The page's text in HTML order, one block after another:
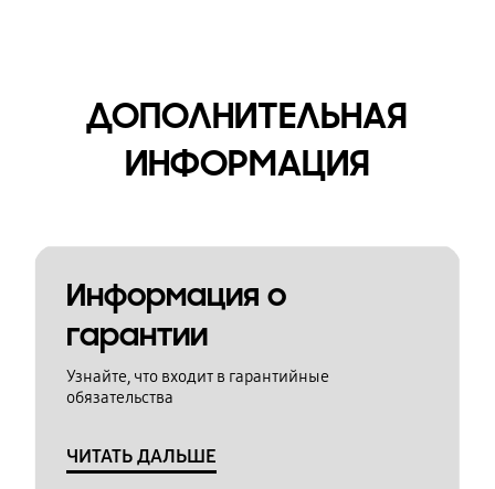
ДОПОЛНИТЕЛЬНАЯ
ИНФОРМАЦИЯ
Информация о
гарантии
Узнайте, что входит в гарантийные
обязательства
ЧИТАТЬ ДАЛЬШЕ